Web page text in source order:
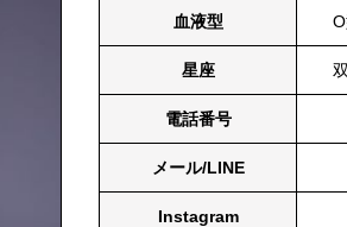
血液型
星座
電話番号
メール/LINE
Instagram